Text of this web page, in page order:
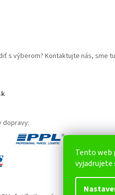
Tento web
vyjadrujete
s výberom? Kontaktujte nás, sme
dopravy: